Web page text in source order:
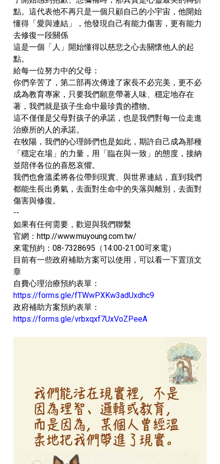
點。這代表他不再只是一個只顧自己的小宇宙，他開始
懂得「愛與連結」，他發現自己有能力傷害，更有能力
去修復一段關係
這是一個「人」開始懂得以慈悲之心去關懷他人的起
點。
️給每一位努力中的父母：
你們辛苦了，第二部再次傳達了家長不必完美，更不必
成為教育專家，只要我們願意帶著人味、穩定地存在
著，我們就是孩子生命中最珍貴的禮物。
這不僅僅是父母對孩子的承諾，也是我們對每一位走進
治療所的人的承諾。
在牧陽，我們的心理師們也是如此，期許自己成為那種
「穩定在場」的力量，用「臨在與一致」的態度，接納
並陪伴各位的喜怒哀懼。
我們也會溫柔將各位帶到現實、與世界連結，直到我們
都能生長出勇氣，去面對生命中的失落與離別，去面對
傷害與修復。
--
如果有任何需要，歡迎與我們聯繫
官網：http://www.muyoung.com.tw/
️來電預約：08-7328695（14:00-21:00可來電）
目前有一些政府補助方案可以使用，可以看一下置頂文
章
自費心理治療預約表單：
https://forms.gle/fTWwPXKw3adUxdhc9
政府補助方案預約表單：
https://forms.gle/vrbxqxf7UxVoZPeeA